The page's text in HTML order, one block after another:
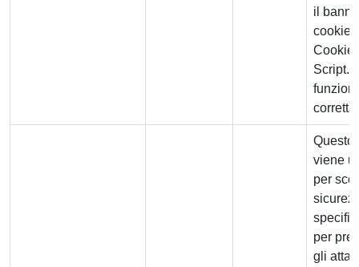
il
cookie
Cookie-
funzioni
Questo
viene
per
per
gli